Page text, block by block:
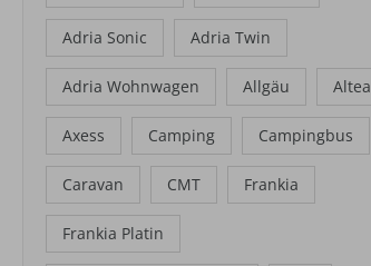
Adria Sonic Adria Twin
Adria Wohnwagen Allgäu Altea
Axess Camping Campingbus
Caravan CMT Frankia
Frankia Platin